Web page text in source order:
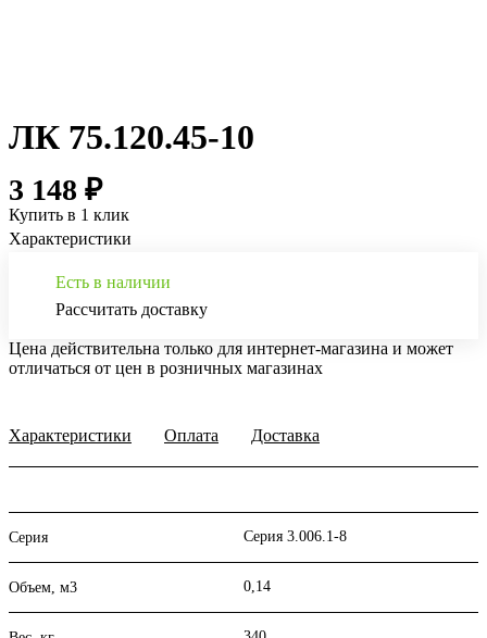
ЛК 75.120.45-10
3 148 ₽
Купить в 1 клик
Характеристики
Есть в наличии
Рассчитать доставку
Цена действительна только для интернет-магазина и может
отличаться от цен в розничных магазинах
Характеристики Оплата Доставка
Серия Серия 3.006.1-8
Объем, м3 0,14